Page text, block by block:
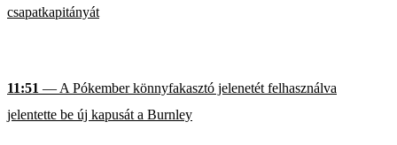
csapatkapitányát
11:51 — A Pókember könnyfakasztó jelenetét felhasználva
jelentette be új kapusát a Burnley